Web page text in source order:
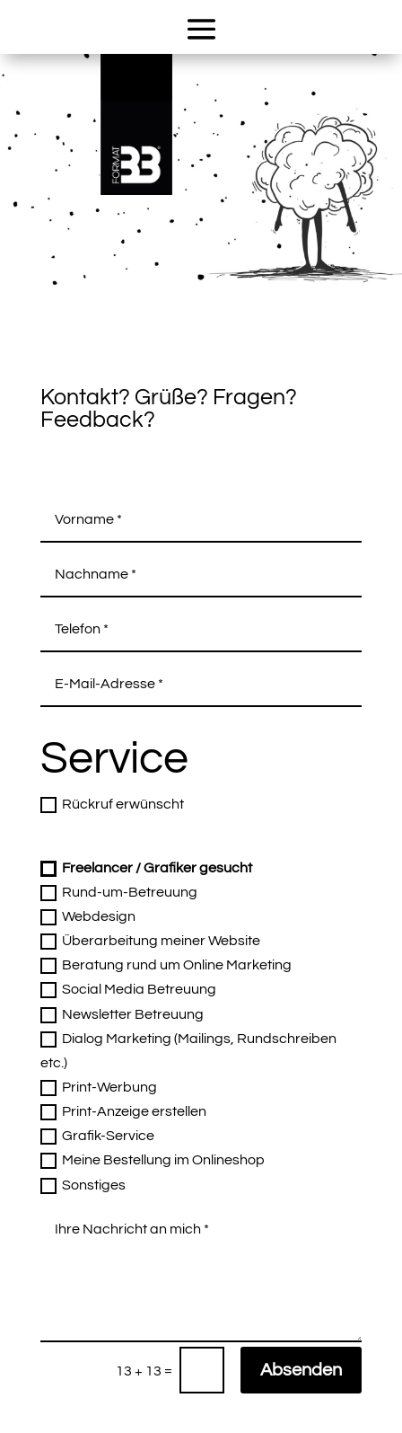
Kontakt? Grüße? Fragen?
Feedback?
Service
Rückruf erwünscht
Freelancer / Grafiker gesucht
Rund-um-Betreuung
Webdesign
Überarbeitung meiner Website
Beratung rund um Online Marketing
Social Media Betreuung
Newsletter Betreuung
Dialog Marketing (Mailings, Rundschreiben
etc.)
Print-Werbung
Print-Anzeige erstellen
Grafik-Service
Meine Bestellung im Onlineshop
Sonstiges
13 + 13 = Absenden